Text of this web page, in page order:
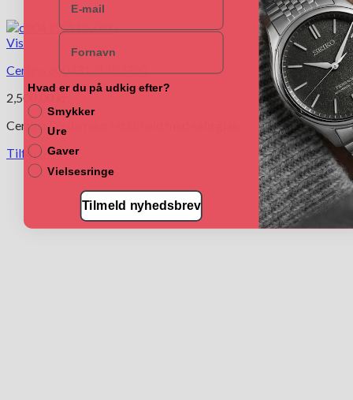
Vis
Certina c0043101103700
2,500.00
Certina DS dameur i stål/hvid med safirglas.
Tilføj til kurv
Navn
Hvad er du på udkig efter?
Smykker
Ure
Gaver
Vielsesringe
Tilmeld nyhedsbrev